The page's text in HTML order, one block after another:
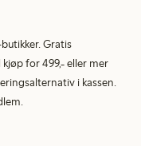
Gratis
for 499,- eller mer
i kassen.